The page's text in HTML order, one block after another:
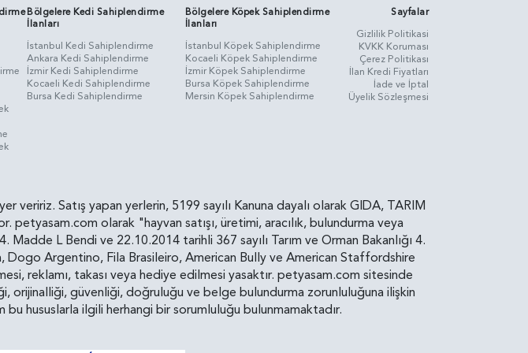
Bölgelere Kedi Sahiplendirme
İlanları
İstanbul Kedi Sahiplendirme
Ankara Kedi Sahiplendirme
İzmir Kedi Sahiplendirme
Kocaeli Kedi Sahiplendirme
Bursa Kedi Sahiplendirme
Bölgelere Köpek Sahiplendirme
İlanları
İstanbul Köpek Sahiplendirme
Kocaeli Köpek Sahiplendirme
İzmir Köpek Sahiplendirme
Bursa Köpek Sahiplendirme
Mersin Köpek Sahiplendirme
Sayfalar
Gizlilik Politikasi
KVKK Koruması
Çerez Politikası
İlan Kredi Fiyatları
İade ve İptal
Üyelik Sözleşmesi
veririz. Satış yapan yerlerin, 5199 sayılı Kanuna dayalı olarak GIDA, TARIM
olarak "hayvan satışı, üretimi, aracılık, bulundurma veya
L Bendi ve 22.10.2014 tarihli 367 sayılı Tarım ve Orman Bakanlığı 4.
Dogo Argentino, Fila Brasileiro, American Bully ve American Staffordshire
reklamı, takası veya hediye edilmesi yasaktır. petyasam.com sitesinde
orijinalliği, güvenliği, doğruluğu ve belge bulundurma zorunluluğuna ilişkin
hususlarla ilgili herhangi bir sorumluluğu bulunmamaktadır.